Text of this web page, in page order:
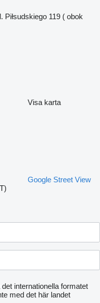
Piłsudskiego 119 ( obok
Visa karta
Google Street View
internationella formatet
med det här landet